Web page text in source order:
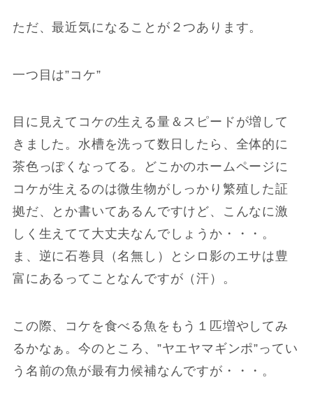
ただ、最近気になることが２つあります。
一つ目は”コケ”
目に見えてコケの生える量＆スピードが増して
きました。水槽を洗って数日したら、全体的に
茶色っぽくなってる。どこかのホームページに
コケが生えるのは微生物がしっかり繁殖した証
拠だ、とか書いてあるんですけど、こんなに激
しく生えてて大丈夫なんでしょうか・・・。
ま、逆に石巻貝（名無し）とシロ影のエサは豊
富にあるってことなんですが（汗）。
この際、コケを食べる魚をもう１匹増やしてみ
るかなぁ。今のところ、”ヤエヤマギンポ”ってい
う名前の魚が最有力候補なんですが・・・。